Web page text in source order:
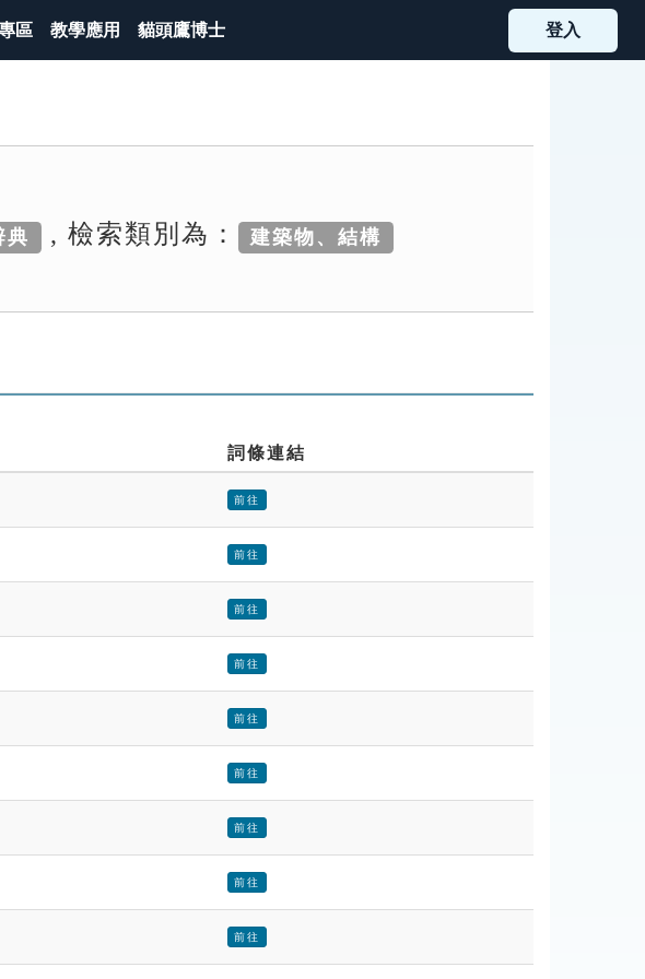
區 教學應用 貓頭鷹博士 登入
典 , 檢索類別為： 建築物、結構
詞條連結
前往
前往
前往
前往
前往
前往
前往
前往
前往